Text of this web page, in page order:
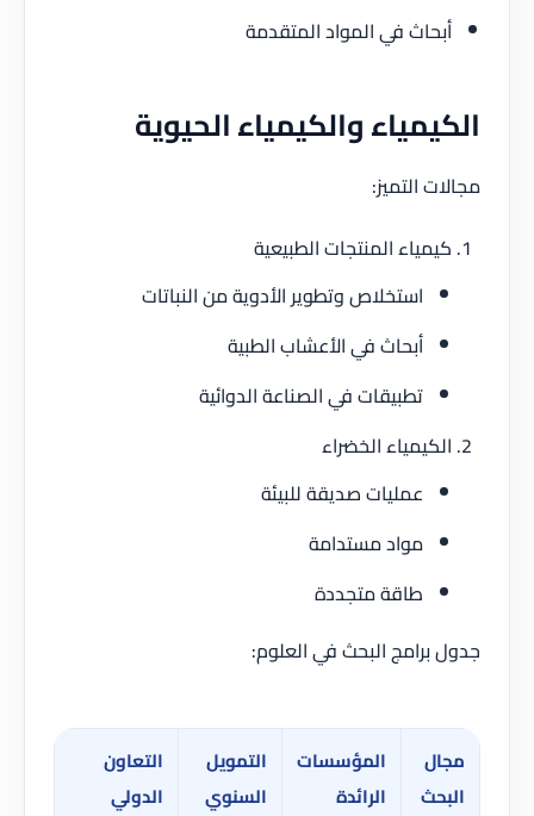
في المواد المتقدمة
والكيمياء الحيوية
التميز:
المنتجات الطبيعية
استخلاص وتطوير الأدوية من النباتات
أبحاث في الأعشاب الطبية
تطبيقات في الصناعة الدوائية
الخضراء
عمليات صديقة للبيئة
مواد مستدامة
طاقة متجددة
البحث في العلوم:
المؤسسات
الرائدة
التمويل
السنوي
التعاون
الدولي